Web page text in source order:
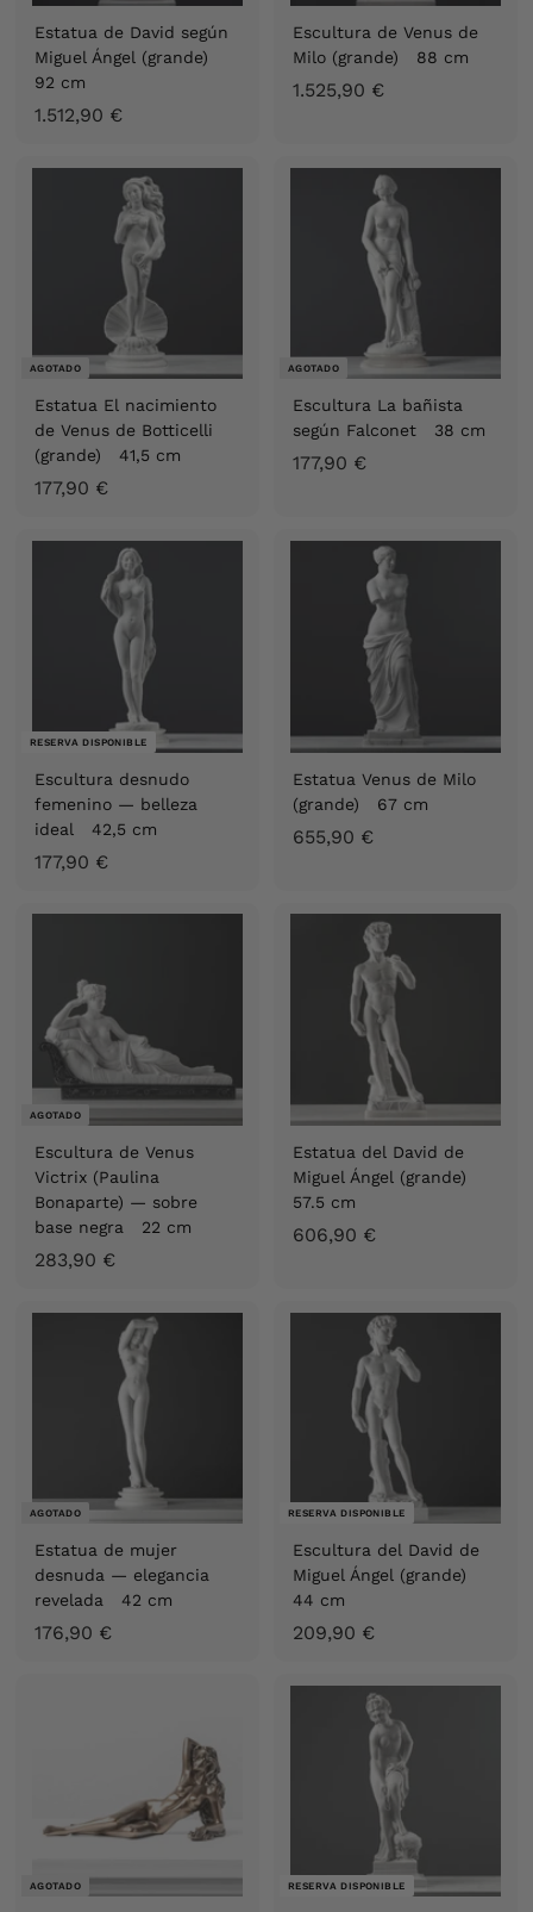
Estatua de David según
Miguel Ángel (grande)
92 cm
1.512,90 €1
5
1
2
,
9
€
Escultura de Venus de
Milo (grande) 88 cm
1.525,90 €1
2
5
,
9
0
€
AGOTADO
Estatua El nacimiento
de Venus de Botticelli
(grande) 41,5 cm
177,90 €1
7
,
9
0
€
AGOTADO
Escultura La bañista
según Falconet 38 cm
177,90 €1
,
9
0
€
RESERVA DISPONIBLE
Escultura desnudo
femenino — belleza
ideal 42,5 cm
177,90 €1
7
€
Estatua Venus de Milo
(grande) 67 cm
655,90 €6
,
9
€
AGOTADO
Escultura de Venus
Victrix (Paulina
Bonaparte) — sobre
base negra 22 cm
283,90 €2
3
,
9
0
€
Estatua del David de
Miguel Ángel (grande)
57.5 cm
606,90 €6
,
9
0
€
AGOTADO
Estatua de mujer
desnuda — elegancia
revelada 42 cm
176,90 €1
RESERVA DISPONIBLE
Escultura del David de
Miguel Ángel (grande)
44 cm
209,90 €2
9
,
9
0
€
AGOTADO RESERVA DISPONIBLE